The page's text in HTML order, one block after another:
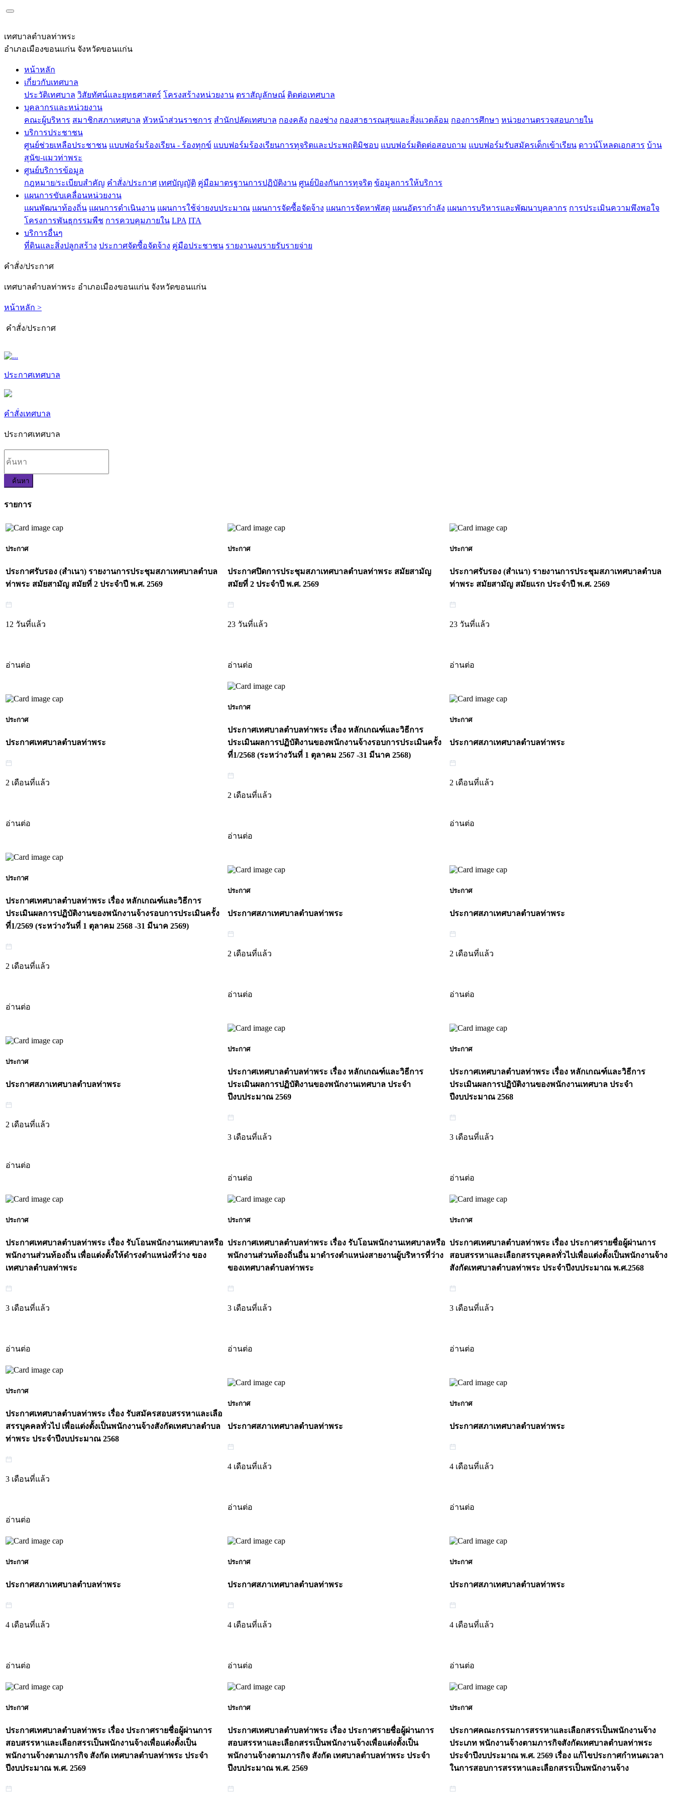
เทศบาลตำบลท่าพระ
อำเภอเมืองขอนแก่น จังหวัดขอนแก่น
หน้าหลัก
เกี่ยวกับเทศบาล
ประวัติเทศบาล วิสัยทัศน์และยุทธศาสตร์ โครงสร้างหน่วยงาน ตราสัญลักษณ์ ติดต่อเทศบาล
บุคลากรและหน่วยงาน
คณะผู้บริหาร สมาชิกสภาเทศบาล หัวหน้าส่วนราชการ สำนักปลัดเทศบาล กองคลัง กองช่าง กองสาธารณสุขและสิ่งแวดล้อม กองการศึกษา หน่วยงานตรวจสอบภายใน
บริการประชาชน
ศูนย์ช่วยเหลือประชาชน แบบฟอร์มร้องเรียน - ร้องทุกข์ แบบฟอร์มร้องเรียนการทุจริตและประพฤติมิชอบ แบบฟอร์มติดต่อสอบถาม แบบฟอร์มรับสมัครเด็กเข้าเรียน ดาวน์โหลดเอกสาร บ้าน
สุนัข-แมวท่าพระ
ศูนย์บริการข้อมูล
กฎหมาย/ระเบียบสำคัญ คำสั่ง/ประกาศ เทศบัญญัติ คู่มือมาตรฐานการปฏิบัติงาน ศูนย์ป้องกันการทุจริต ข้อมูลการให้บริการ
แผนการขับเคลื่อนหน่วยงาน
แผนพัฒนาท้องถิ่น แผนการดําเนินงาน แผนการใช้จ่ายงบประมาณ แผนการจัดซื้อจัดจ้าง แผนการจัดหาพัสดุ แผนอัตรากําลัง แผนการบริหารและพัฒนาบุคลากร การประเมินความพึงพอใจ
โครงการพันธุกรรมพืช การควบคุมภายใน LPA ITA
บริการอื่นๆ
ที่ดินและสิ่งปลูกสร้าง ประกาศจัดซื้อจัดจ้าง คู่มือประชาชน รายงานงบรายรับรายจ่าย
คำสั่ง/ประกาศ
เทศบาลตำบลท่าพระ อำเภอเมืองขอนแก่น จังหวัดขอนแก่น
หน้าหลัก >
คำสั่ง/ประกาศ
ประกาศเทศบาล
คำสั่งเทศบาล
ประกาศเทศบาล
ค้นหา
รายการ
ประกาศ
ประกาศรับรอง (สำเนา) รายงานการประชุมสภาเทศบาลตำบล
ท่าพระ สมัยสามัญ สมัยที่ 2 ประจำปี พ.ศ. 2569
12 วันที่แล้ว
อ่านต่อ
ประกาศ
ประกาศปิดการประชุมสภาเทศบาลตำบลท่าพระ สมัยสามัญ
สมัยที่ 2 ประจำปี พ.ศ. 2569
23 วันที่แล้ว
อ่านต่อ
ประกาศ
ประกาศรับรอง (สำเนา) รายงานการประชุมสภาเทศบาลตำบล
ท่าพระ สมัยสามัญ สมัยแรก ประจำปี พ.ศ. 2569
23 วันที่แล้ว
อ่านต่อ
ประกาศ
ประกาศเทศบาลตำบลท่าพระ
2 เดือนที่แล้ว
อ่านต่อ
ประกาศ
ประกาศเทศบาลตำบลท่าพระ เรื่อง หลักเกณฑ์และวิธีการ
ประเมินผลการปฏิบัติงานของพนักงานจ้างรอบการประเมินครั้ง
ที่1/2568 (ระหว่างวันที่ 1 ตุลาคม 2567 -31 มีนาค 2568)
2 เดือนที่แล้ว
อ่านต่อ
ประกาศ
ประกาศสภาเทศบาลตำบลท่าพระ
2 เดือนที่แล้ว
อ่านต่อ
ประกาศ
ประกาศเทศบาลตำบลท่าพระ เรื่อง หลักเกณฑ์และวิธีการ
ประเมินผลการปฏิบัติงานของพนักงานจ้างรอบการประเมินครั้ง
ที่1/2569 (ระหว่างวันที่ 1 ตุลาคม 2568 -31 มีนาค 2569)
2 เดือนที่แล้ว
อ่านต่อ
ประกาศ
ประกาศสภาเทศบาลตำบลท่าพระ
2 เดือนที่แล้ว
อ่านต่อ
ประกาศ
ประกาศสภาเทศบาลตำบลท่าพระ
2 เดือนที่แล้ว
อ่านต่อ
ประกาศ
ประกาศสภาเทศบาลตำบลท่าพระ
2 เดือนที่แล้ว
อ่านต่อ
ประกาศ
ประกาศเทศบาลตำบลท่าพระ เรื่อง หลักเกณฑ์และวิธีการ
ประเมินผลการปฏิบัติงานของพนักงานเทศบาล ประจำ
ปีงบประมาณ 2569
3 เดือนที่แล้ว
อ่านต่อ
ประกาศ
ประกาศเทศบาลตำบลท่าพระ เรื่อง หลักเกณฑ์และวิธีการ
ประเมินผลการปฏิบัติงานของพนักงานเทศบาล ประจำ
ปีงบประมาณ 2568
3 เดือนที่แล้ว
อ่านต่อ
ประกาศ
ประกาศเทศบาลตำบลท่าพระ เรื่อง รับโอนพนักงานเทศบาลหรือ
พนักงานส่วนท้องถิ่น เพื่อแต่งตั้งให้ดำรงตำแหน่งที่ว่าง ของ
เทศบาลตำบลท่าพระ
3 เดือนที่แล้ว
อ่านต่อ
ประกาศ
ประกาศเทศบาลตำบลท่าพระ เรื่อง รับโอนพนักงานเทศบาลหรือ
พนักงานส่วนท้องถิ่นอื่น มาดำรงตำแหน่งสายงานผู้บริหารที่ว่าง
ของเทศบาลตำบลท่าพระ
3 เดือนที่แล้ว
อ่านต่อ
ประกาศ
ประกาศเทศบาลตำบลท่าพระ เรื่อง ประกาศรายชื่อผู้ผ่านการ
สอบสรรหาและเลือกสรรบุคคลทั่วไปเพื่อแต่งตั้งเป็นพนักงานจ้าง
สังกัดเทศบาลตำบลท่าพระ ประจำปีงบประมาณ พ.ศ.2568
3 เดือนที่แล้ว
อ่านต่อ
ประกาศ
ประกาศเทศบาลตำบลท่าพระ เรื่อง รับสมัครสอบสรรหาและเลือ
สรรบุคคลทั่วไป เพื่อแต่งตั้งเป็นพนักงานจ้างสังกัดเทศบาลตำบล
ท่าพระ ประจำปีงบประมาณ 2568
3 เดือนที่แล้ว
อ่านต่อ
ประกาศ
ประกาศสภาเทศบาลตำบลท่าพระ
4 เดือนที่แล้ว
อ่านต่อ
ประกาศ
ประกาศสภาเทศบาลตำบลท่าพระ
4 เดือนที่แล้ว
อ่านต่อ
ประกาศ
ประกาศสภาเทศบาลตำบลท่าพระ
4 เดือนที่แล้ว
อ่านต่อ
ประกาศ
ประกาศสภาเทศบาลตำบลท่าพระ
4 เดือนที่แล้ว
อ่านต่อ
ประกาศ
ประกาศสภาเทศบาลตำบลท่าพระ
4 เดือนที่แล้ว
อ่านต่อ
ประกาศ
ประกาศเทศบาลตำบลท่าพระ เรื่อง ประกาศรายชื่อผู้ผ่านการ
สอบสรรหาและเลือกสรรเป็นพนักงานจ้างเพื่อแต่งตั้งเป็น
พนักงานจ้างตามภารกิจ สังกัด เทศบาลตำบลท่าพระ ประจำ
ปีงบประมาณ พ.ศ. 2569
ประกาศ
ประกาศเทศบาลตำบลท่าพระ เรื่อง ประกาศรายชื่อผู้ผ่านการ
สอบสรรหาและเลือกสรรเป็นพนักงานจ้างเพื่อแต่งตั้งเป็น
พนักงานจ้างตามภารกิจ สังกัด เทศบาลตำบลท่าพระ ประจำ
ปีงบประมาณ พ.ศ. 2569
ประกาศ
ประกาศคณะกรรมการสรรหาและเลือกสรรเป็นพนักงานจ้าง
ประเภท พนักงานจ้างตามภารกิจสังกัดเทศบาลตำบลท่าพระ
ประจำปีงบประมาณ พ.ศ. 2569 เรื่อง แก้ไขประกาศกำหนดเวลา
ในการสอบการสรรหาและเลือกสรรเป็นพนักงานจ้าง